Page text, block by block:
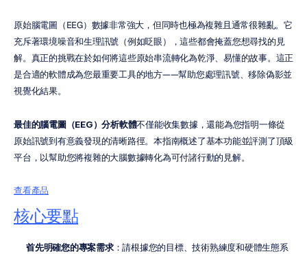
原始腦電圖（EEG）數據非常強大，但同時也極為複雜且通常很雜亂。它
充斥著環境噪音和生理訊號（例如眨眼），這些都會掩蓋您想尋找的見
解。真正的挑戰在於如何將這些原始串流轉化為乾淨、易懂的故事。這正
是合適的軟體成為您最重要工具的地方——幫助您處理訊號、移除偽影並
視覺化結果。
最佳的腦電圖（EEG）分析軟體不僅能收集數據，還能為您指明一條從
原始訊號到有意義發現的清晰路徑。本指南概述了基本功能並評測了頂級
平台，以幫助您將複雜的大腦數據轉化為可付諸行動的見解。
查看產品
核心要點
首先明確您的專案需求：請根據您的目標、技術熟練度和硬體生態系